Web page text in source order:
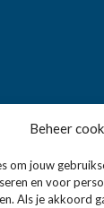
Beheer
om jouw
en voor
Als je akkoord